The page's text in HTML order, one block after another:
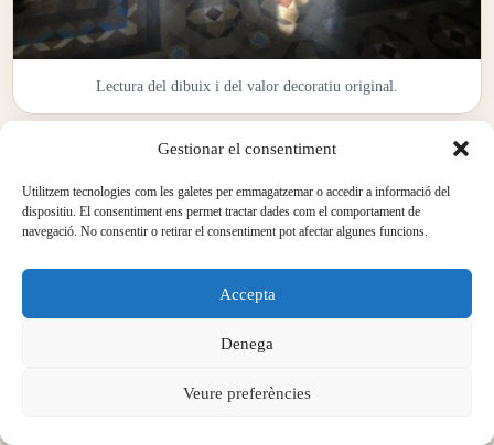
Gestionar el consentiment
Utilitzem tecnologies com les galetes per emmagatzemar o accedir a informació del
dispositiu. El consentiment ens permet tractar dades com el comportament de
navegació. No consentir o retirar el consentiment pot afectar algunes funcions.
Accepta
Denega
Veure preferències
Lectura del dibuix i del valor decoratiu original.